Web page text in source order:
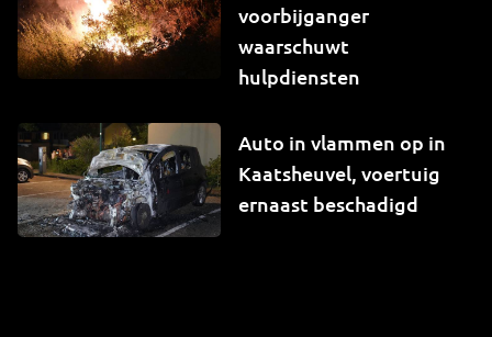
voorbijganger
waarschuwt
hulpdiensten
Auto in vlammen op in
Kaatsheuvel, voertuig
ernaast beschadigd